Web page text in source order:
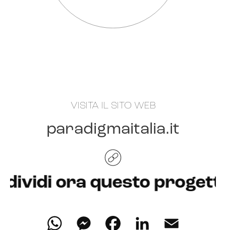
VISITA IL SITO WEB
paradigmaitalia.it
questo progetto
WhatsApp
Messenger
Facebook
LinkedIn